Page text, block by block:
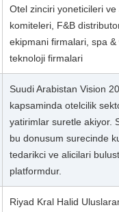
Otel zinciri yoneticileri ve
komiteleri, F&B
ekipmani firmalari, spa &
teknoloji firmalari
Suudi Arabistan Vision
kapsaminda otelcilik
yatirimlar suretle akiyor.
bu donusum surecinde
tedarikci ve alicilari
platformdur.
Riyad Kral Halid